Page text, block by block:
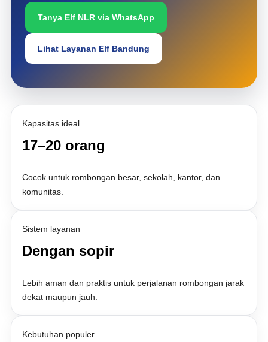
Tanya Elf NLR via WhatsApp
Lihat Layanan Elf Bandung
Kapasitas ideal
17–20 orang
Cocok untuk rombongan besar, sekolah, kantor, dan
komunitas.
Sistem layanan
Dengan sopir
Lebih aman dan praktis untuk perjalanan rombongan jarak
dekat maupun jauh.
Kebutuhan populer